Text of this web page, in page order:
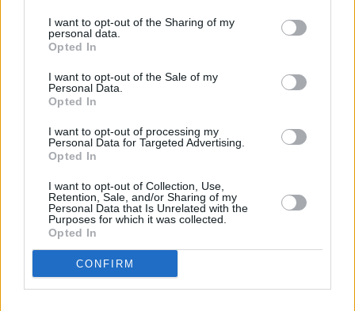
I want to opt-out of the Sharing of my
personal data.
Opted In
I want to opt-out of the Sale of my
Personal Data.
Opted In
I want to opt-out of processing my
Personal Data for Targeted Advertising.
Opted In
I want to opt-out of Collection, Use,
Retention, Sale, and/or Sharing of my
Personal Data that Is Unrelated with the
Purposes for which it was collected.
Opted In
CONFIRM
Οι σαρδέλες είναι μια πλήρης τροφή πλούσια
σε πρωτεΐνες, η οποία όχι μόνο υποστηρίζει
αναγέννησης του οργανισμού, αλλά και
περιέχει σημαντικά λιγότερο υδράργυρο από
άλλα ψάρια, όπως ο σολομός ή ο τόνος,
γεγονός που τις καθιστά πολύ καλύτερη
επιλογή.
Όταν αγοράζετε σαρδέλες, αξίζει να δίνετε
προσοχή στη σύστασή τους, αναζητώντας
την ετικέτα «Sardina pilchardus» και
αποφεύγοντας το «Sprattus sprattus», που